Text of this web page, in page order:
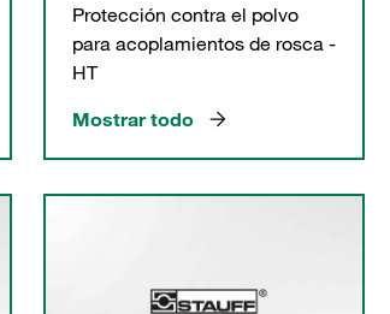
Protección contra el polvo
para acoplamientos de rosca -
HT
Mostrar todo